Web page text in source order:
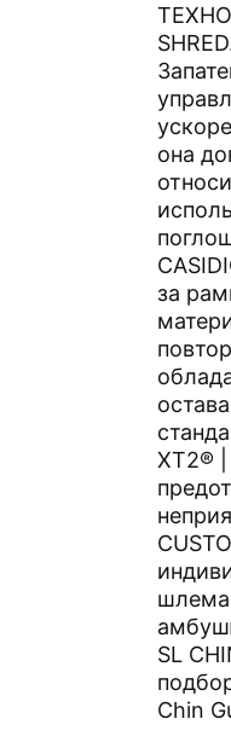
она
за
XT2® |
шлема
SL
Chin